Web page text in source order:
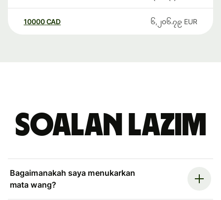
10000 CAD ၆,၂၀၆.၇၉ EUR
Soalan Lazim
Bagaimanakah saya menukarkan
mata wang?